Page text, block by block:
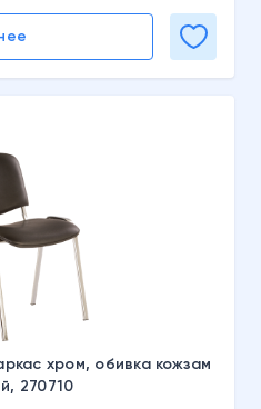
хром, обивка кожзам
270710